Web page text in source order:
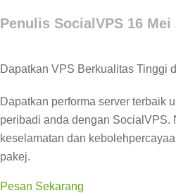
Penulis SocialVPS 16 Mei
Dapatkan VPS Berkualitas Tinggi
Dapatkan performa server terbaik
peribadi anda dengan SocialVPS.
keselamatan dan
pakej.
Pesan Sekarang